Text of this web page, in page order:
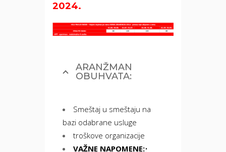
2024.
ARANŽMAN
OBUHVATA:
Smeštaj u smeštaju na
bazi odabrane usluge
troškove organizacije
VAŽNE NAPOMENE:•